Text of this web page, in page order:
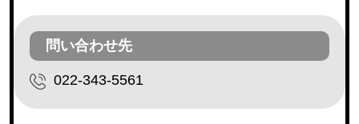
障害のある方等の作業補助(17)
環境整備(254)
催しの手伝い(225)
レクリエーション活動（芸能ボランティア等）(230)
問い合わせ先
022-343-5561